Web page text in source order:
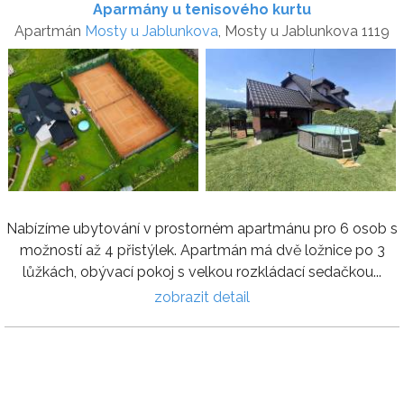
Aparmány u tenisového kurtu
Apartmán Mosty u Jablunkova, Mosty u Jablunkova 1119
Nabízíme ubytování v prostorném apartmánu pro 6 osob s
možností až 4 přistýlek. Apartmán má dvě ložnice po 3
lůžkách, obývací pokoj s velkou rozkládací sedačkou...
zobrazit detail